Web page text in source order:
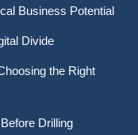
Business Potential
Divide
the Right
Drilling